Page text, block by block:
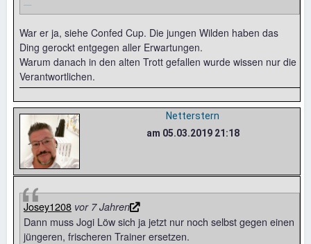
War er ja, siehe Confed Cup. Die jungen Wilden haben das
Ding gerockt entgegen aller Erwartungen.
Warum danach in den alten Trott gefallen wurde wissen nur die
Verantwortlichen.
Netterstern
am 05.03.2019 21:18
Josey1208 vor 7 Jahren
Dann muss Jogi Löw sich ja jetzt nur noch selbst gegen einen
jüngeren, frischeren Trainer ersetzen.